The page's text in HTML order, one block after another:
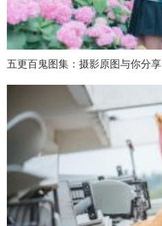
五更百鬼图集：摄影原图与你分享